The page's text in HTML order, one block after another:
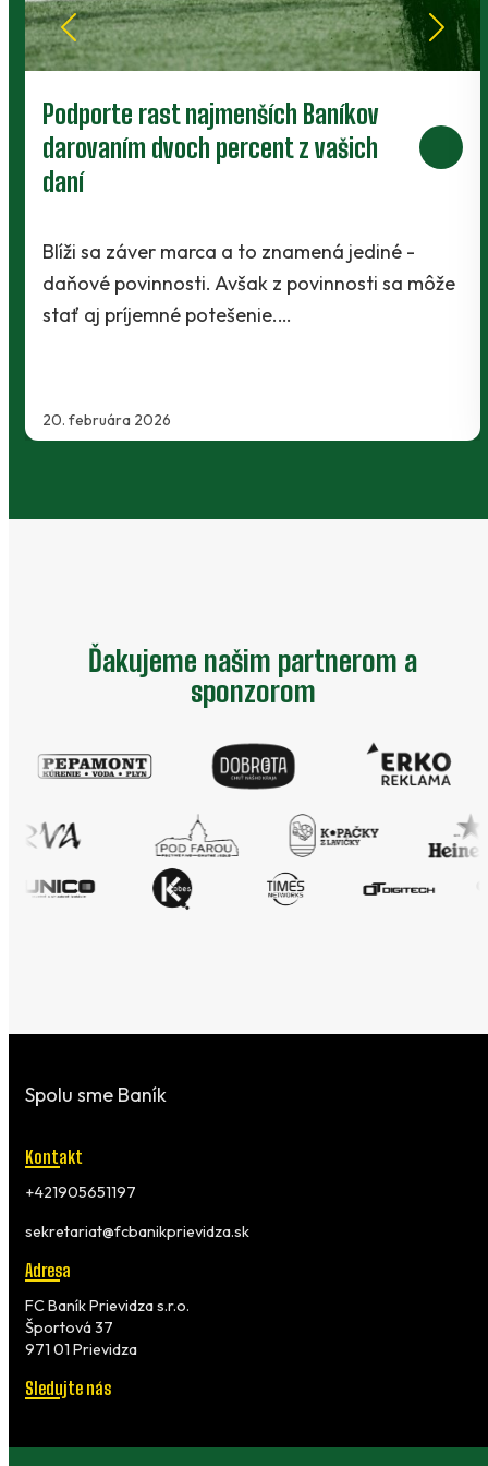
Podporte rast najmenších Baníkov
darovaním dvoch percent z vašich
daní
20. februára 2026
Blíži sa záver marca a to znamená jediné -
daňové povinnosti. Avšak z povinnosti sa môže
stať aj príjemné potešenie.…
Ďakujeme našim partnerom a
sponzorom
Spolu sme Baník
Kontakt
+421905651197
sekretariat@fcbanikprievidza.sk
Adresa
FC Baník Prievidza s.r.o.
Športová 37
971 01 Prievidza
Sledujte nás